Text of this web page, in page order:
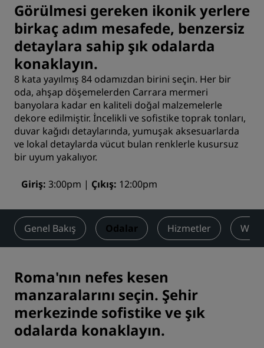
Görülmesi gereken ikonik yerlere
birkaç adım mesafede, benzersiz
detaylara sahip şık odalarda
konaklayın.
8 kata yayılmış 84 odamızdan birini seçin. Her bir
oda, ahşap döşemelerden Carrara mermeri
banyolara kadar en kaliteli doğal malzemelerle
dekore edilmiştir. İncelikli ve sofistike toprak tonları,
duvar kağıdı detaylarında, yumuşak aksesuarlarda
ve lokal detaylarda vücut bulan renklerle kusursuz
bir uyum yakalıyor.
Giriş 3:00pm Çıkış 12:00pm
Genel Bakış Odalar Hizmetler
Roma'nın nefes kesen
manzaralarını seçin. Şehir
merkezinde sofistike ve şık
odalarda konaklayın.